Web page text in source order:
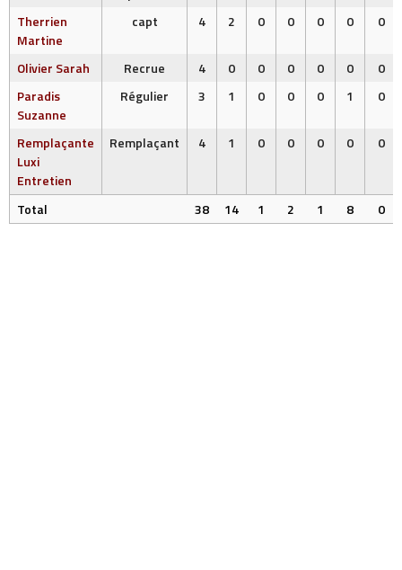
Therrien
Martine
capt 4 2 0 0 0 0 0
Olivier Sarah Recrue 4 0 0 0 0 0
0
Paradis
Suzanne
Régulier 3 1 0 0 0 1 0
Remplaçante
Luxi
Entretien
Remplaçant 4 1 0 0 0 0 0
Total 38 14 1 2 1 8 0